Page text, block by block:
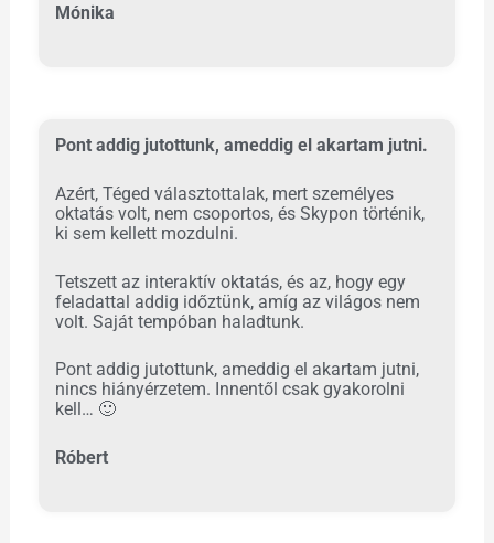
Mónika
Pont addig jutottunk, ameddig el akartam jutni.
Azért, Téged választottalak, mert személyes
oktatás volt, nem csoportos, és Skypon történik,
ki sem kellett mozdulni.
Tetszett az interaktív oktatás, és az, hogy egy
feladattal addig időztünk, amíg az világos nem
volt. Saját tempóban haladtunk.
Pont addig jutottunk, ameddig el akartam jutni,
nincs hiányérzetem. Innentől csak gyakorolni
kell… 🙂
Róbert